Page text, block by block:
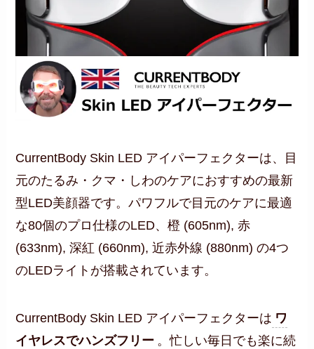
CurrentBody Skin LED アイパーフェクターは、目
元のたるみ・クマ・しわのケアにおすすめの最新
型LED美顔器です。パワフルで目元のケアに最適
な80個のプロ仕様のLED、橙 (605nm), 赤
(633nm), 深紅 (660nm), 近赤外線 (880nm) の4つ
のLEDライトが搭載されています。
CurrentBody Skin LED アイパーフェクターは ワ
イヤレスでハンズフリー 。忙しい毎日でも楽に続